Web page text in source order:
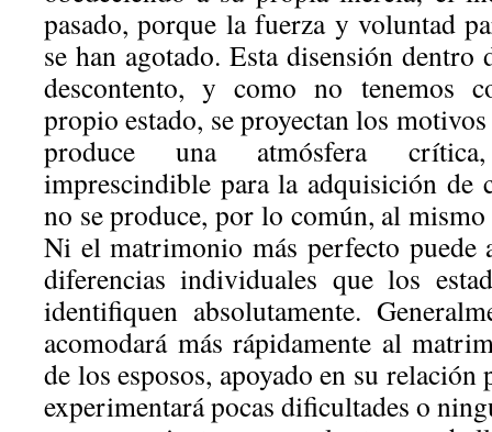
pasado, porque la fuerza y voluntad
se han agotado. Esta disensión
descontento, y como no tenemos
propio estado, se proyectan los
produce una atmósfera
imprescindible para la adquisición de
no se produce, por lo común, al
Ni el matrimonio más perfecto puede
diferencias individuales que los
identifiquen absolutamente.
acomodará más rápidamente al
de los esposos, apoyado en su
experimentará pocas dificultades o